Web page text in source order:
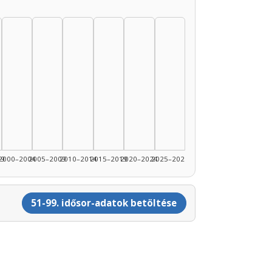
2005–20092010–20142015–20192020–20242025–2026
51-99. idősor-adatok betöltése